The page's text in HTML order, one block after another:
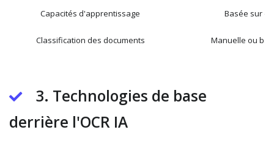
Capacités d'apprentissage Basée sur
Classification des documents Manuelle ou
3. Technologies de base
derrière l'OCR IA